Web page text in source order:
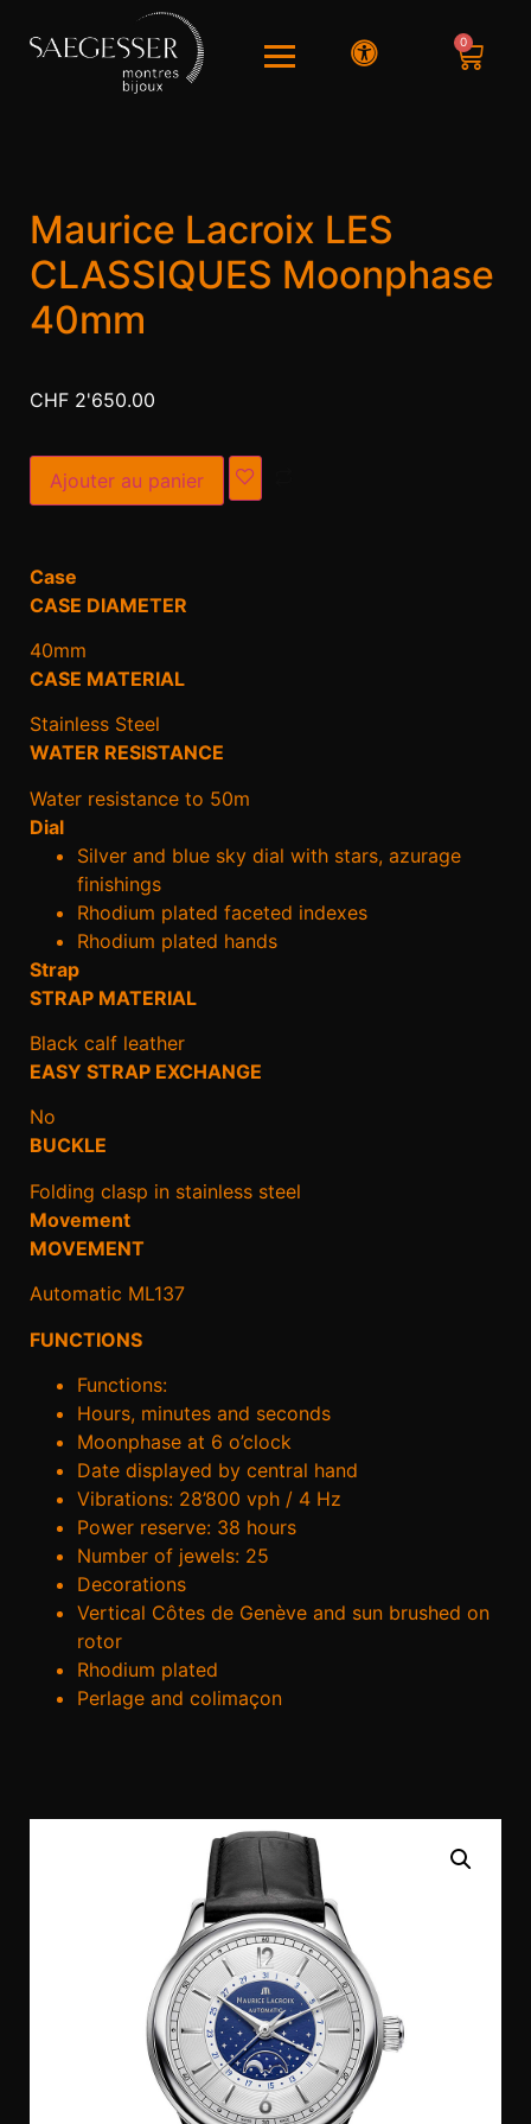
0
Maurice Lacroix LES
CLASSIQUES Moonphase
40mm
CHF 2'650.00
Ajouter au panier
Case
CASE DIAMETER
40mm
CASE MATERIAL
Stainless Steel
WATER RESISTANCE
Water resistance to 50m
Dial
Silver and blue sky dial with stars, azurage
finishings
Rhodium plated faceted indexes
Rhodium plated hands
Strap
STRAP MATERIAL
Black calf leather
EASY STRAP EXCHANGE
No
BUCKLE
Folding clasp in stainless steel
Movement
MOVEMENT
Automatic ML137
FUNCTIONS
Functions:
Hours, minutes and seconds
Moonphase at 6 o’clock
Date displayed by central hand
Vibrations: 28’800 vph / 4 Hz
Power reserve: 38 hours
Number of jewels: 25
Decorations
Vertical Côtes de Genève and sun brushed on
rotor
Rhodium plated
Perlage and colimaçon